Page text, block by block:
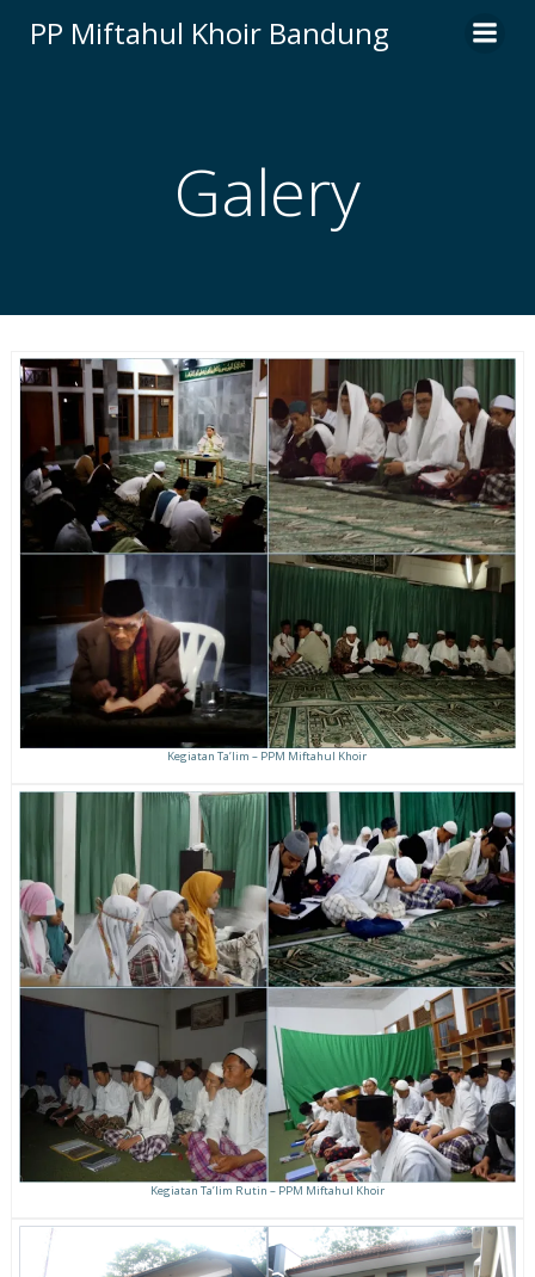
to
PP Miftahul Khoir Bandung
Galery
Kegiatan Ta’lim – PPM Miftahul Khoir
Kegiatan Ta’lim Rutin – PPM Miftahul Khoir